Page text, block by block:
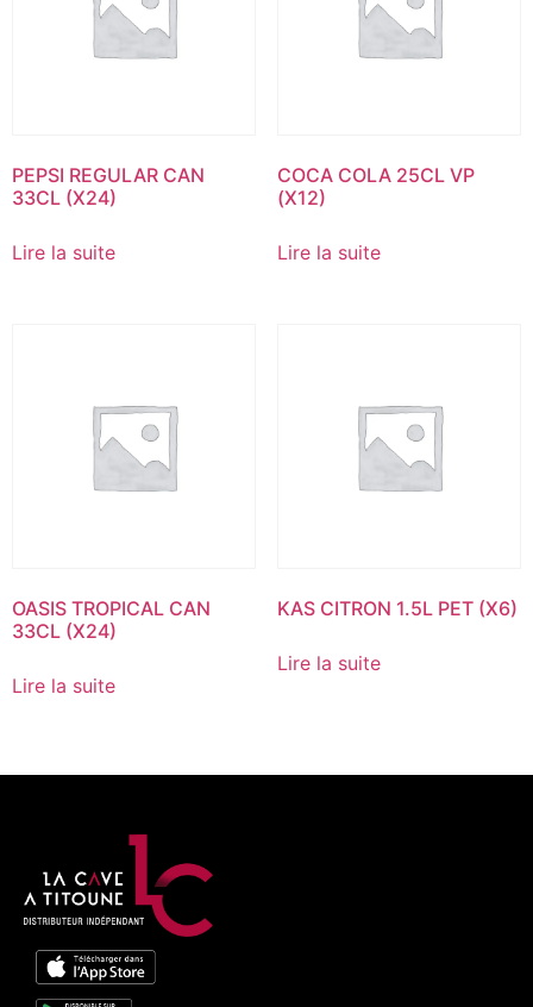
PEPSI REGULAR CAN
33CL (X24)
Lire la suite
COCA COLA 25CL VP
(X12)
Lire la suite
OASIS TROPICAL CAN
33CL (X24)
Lire la suite
KAS CITRON 1.5L PET (X6)
Lire la suite